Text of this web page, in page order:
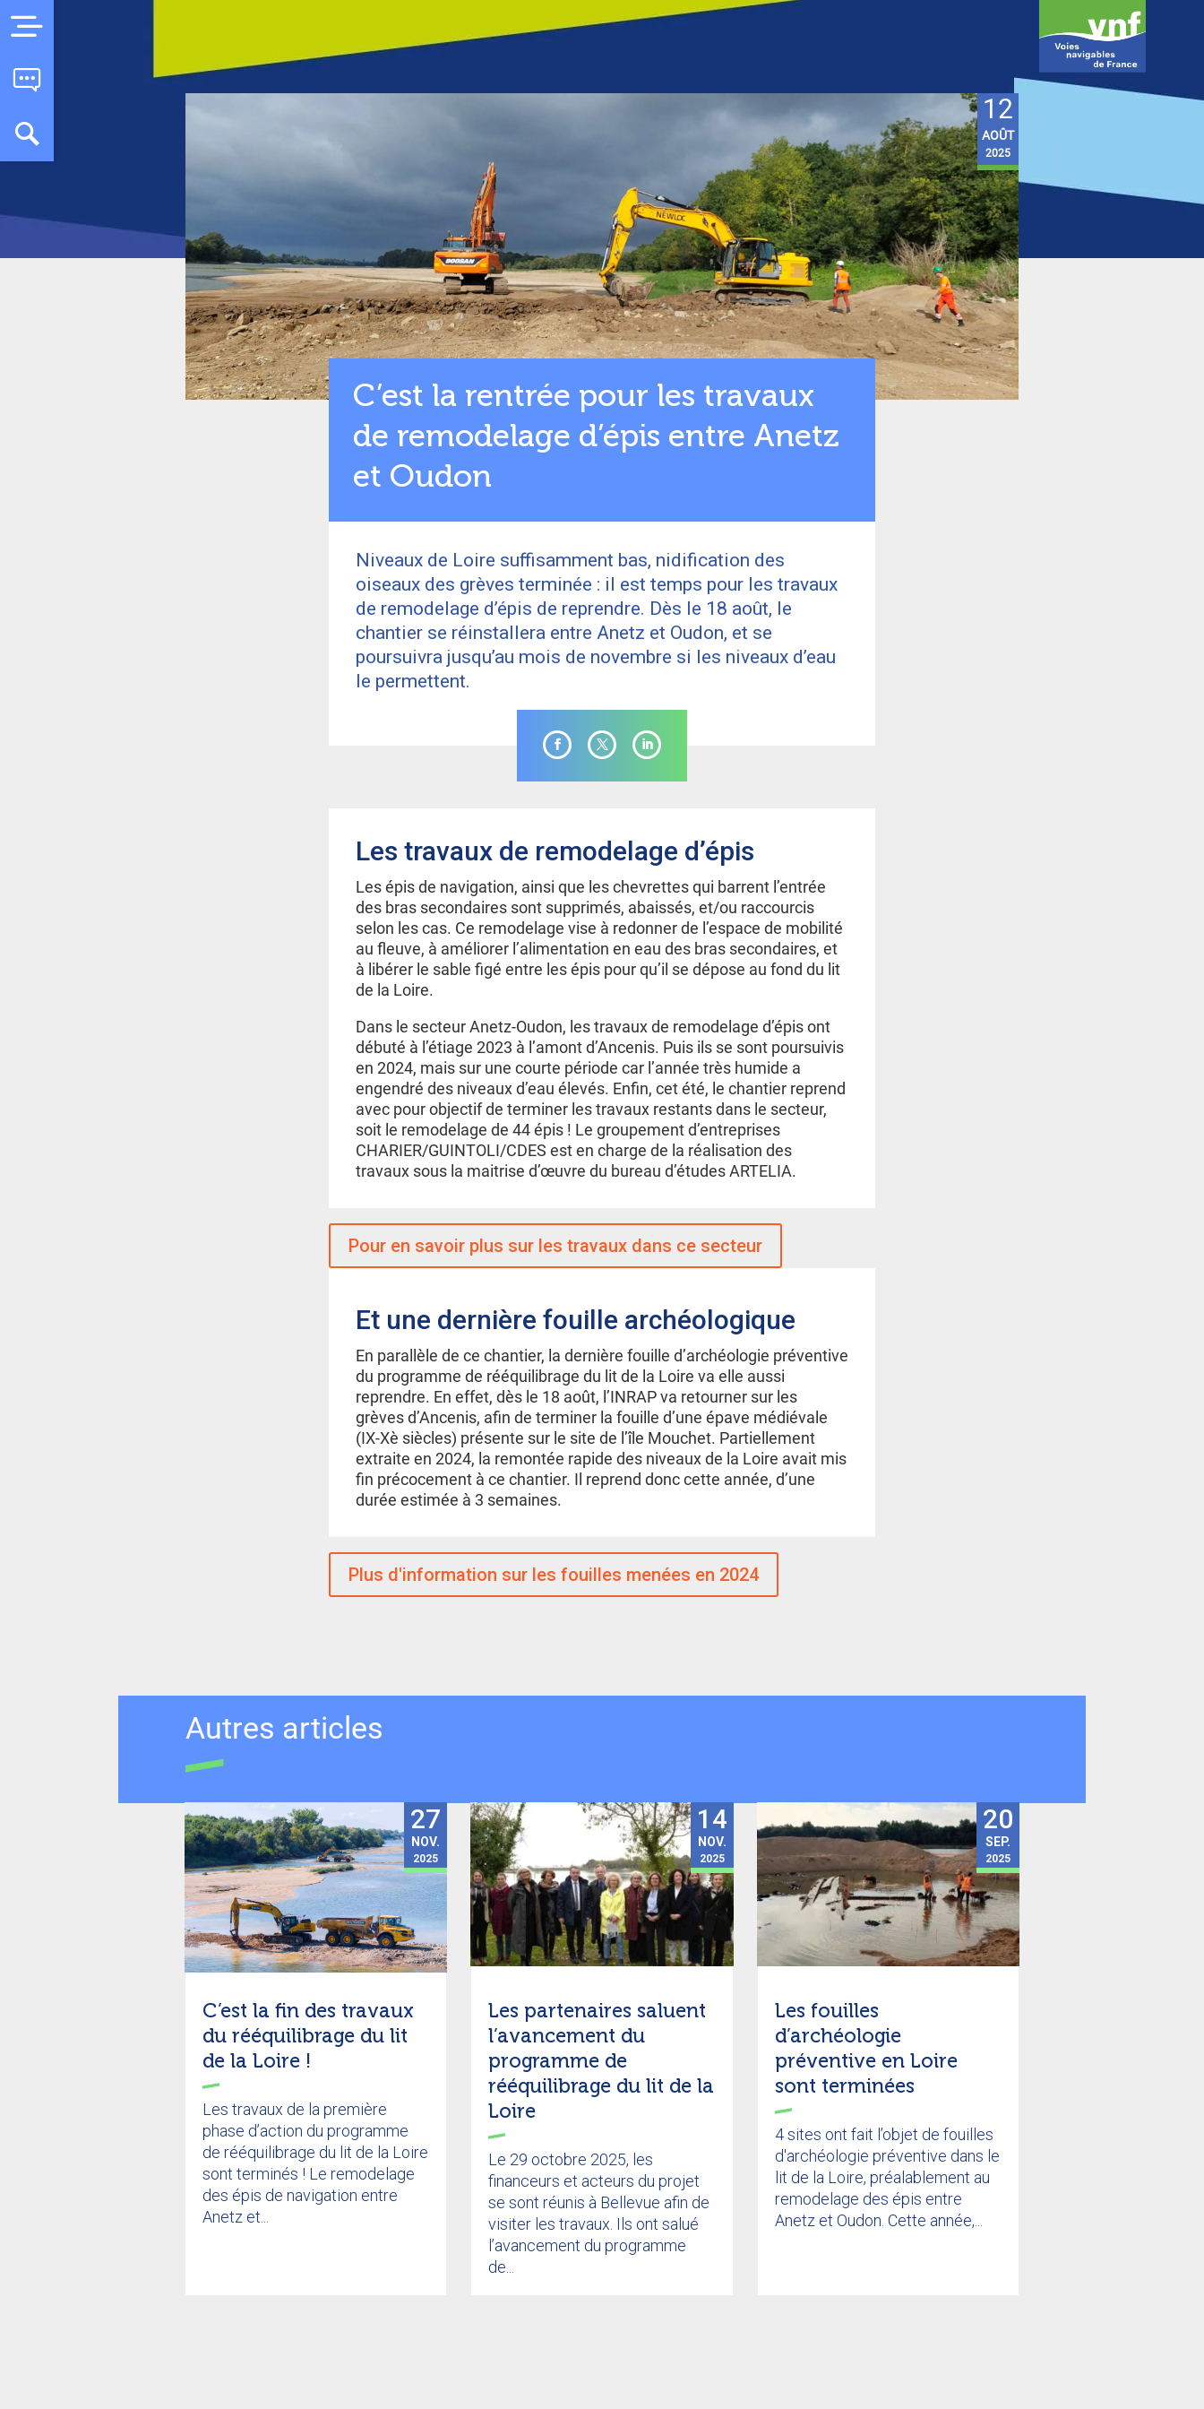
12
AOÛT
2025
C’est la rentrée pour les travaux
de remodelage d’épis entre Anetz
et Oudon
Niveaux de Loire suffisamment bas, nidification des
oiseaux des grèves terminée : il est temps pour les travaux
de remodelage d’épis de reprendre. Dès le 18 août, le
chantier se réinstallera entre Anetz et Oudon, et se
poursuivra jusqu’au mois de novembre si les niveaux d’eau
le permettent.
Les travaux de remodelage d’épis
Les épis de navigation, ainsi que les chevrettes qui barrent l’entrée
des bras secondaires sont supprimés, abaissés, et/ou raccourcis
selon les cas. Ce remodelage vise à redonner de l’espace de mobilité
au fleuve, à améliorer l’alimentation en eau des bras secondaires, et
à libérer le sable figé entre les épis pour qu’il se dépose au fond du lit
de la Loire.
Dans le secteur Anetz-Oudon, les travaux de remodelage d’épis ont
débuté à l’étiage 2023 à l’amont d’Ancenis. Puis ils se sont poursuivis
en 2024, mais sur une courte période car l’année très humide a
engendré des niveaux d’eau élevés. Enfin, cet été, le chantier reprend
avec pour objectif de terminer les travaux restants dans le secteur,
soit le remodelage de 44 épis ! Le groupement d’entreprises
CHARIER/GUINTOLI/CDES est en charge de la réalisation des
travaux sous la maitrise d’œuvre du bureau d’études ARTELIA.
Pour en savoir plus sur les travaux dans ce secteur
Et une dernière fouille archéologique
En parallèle de ce chantier, la dernière fouille d’archéologie préventive
du programme de rééquilibrage du lit de la Loire va elle aussi
reprendre. En effet, dès le 18 août, l’INRAP va retourner sur les
grèves d’Ancenis, afin de terminer la fouille d’une épave médiévale
(IX-Xè siècles) présente sur le site de l’île Mouchet. Partiellement
extraite en 2024, la remontée rapide des niveaux de la Loire avait mis
fin précocement à ce chantier. Il reprend donc cette année, d’une
durée estimée à 3 semaines.
Plus d'information sur les fouilles menées en 2024
Autres articles
C’est la fin des travaux
du rééquilibrage du lit
de la Loire !
27
NOV.
2025
Les travaux de la première
phase d’action du programme
de rééquilibrage du lit de la Loire
sont terminés ! Le remodelage
des épis de navigation entre
Anetz et...
Les partenaires saluent
l’avancement du
programme de
rééquilibrage du lit de la
Loire
14
NOV.
2025
Le 29 octobre 2025, les
financeurs et acteurs du projet
se sont réunis à Bellevue afin de
visiter les travaux. Ils ont salué
l’avancement du programme
de...
Les fouilles
d’archéologie
préventive en Loire
sont terminées
20
SEP.
2025
4 sites ont fait l’objet de fouilles
d'archéologie préventive dans le
lit de la Loire, préalablement au
remodelage des épis entre
Anetz et Oudon. Cette année,...